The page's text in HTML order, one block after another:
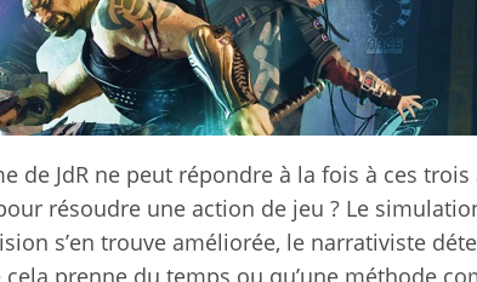
de JdR ne peut répondre à la fois à ces
résoudre une action de jeu ? Le
s’en trouve améliorée, le narrativiste